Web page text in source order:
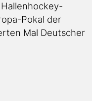
Pokal der
Mal Deutscher